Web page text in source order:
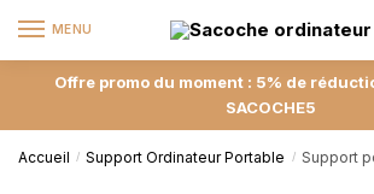
MENU
Offre promo du moment : 5% de
SACOCHE5
Accueil / Support Ordinateur Portable / Support pc